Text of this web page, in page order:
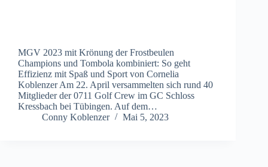
MGV 2023 mit Krönung der Frostbeulen
Champions und Tombola kombiniert: So geht
Effizienz mit Spaß und Sport von Cornelia
Koblenzer Am 22. April versammelten sich rund 40
Mitglieder der 0711 Golf Crew im GC Schloss
Kressbach bei Tübingen. Auf dem…
Conny Koblenzer
Mai 5, 2023